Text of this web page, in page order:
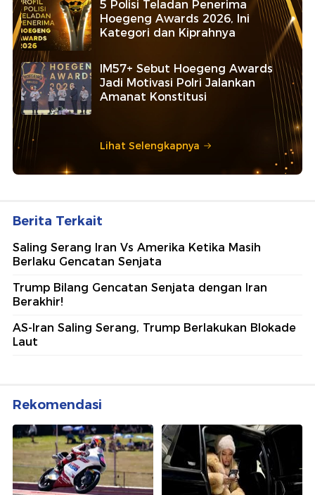
5 Polisi Teladan Penerima
Hoegeng Awards 2026, Ini
Kategori dan Kiprahnya
IM57+ Sebut Hoegeng Awards
Jadi Motivasi Polri Jalankan
Amanat Konstitusi
Lihat Selengkapnya
Berita Terkait
Saling Serang Iran Vs Amerika Ketika Masih
Berlaku Gencatan Senjata
Trump Bilang Gencatan Senjata dengan Iran
Berakhir!
AS-Iran Saling Serang, Trump Berlakukan Blokade
Laut
Rekomendasi